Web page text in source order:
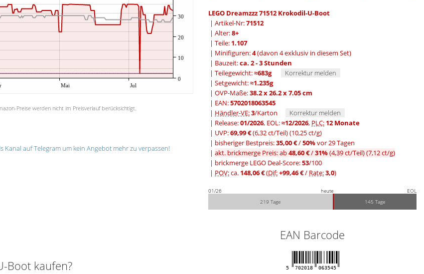
LEGO Dreamzzz 71512 Krokodil-U-Boot
| Artikel-Nr:71512
| Alter:8+
| Teile: 1.107
| Minifiguren:4(davon 4 exklusiv in diesem Set)
| Bauzeit:ca. 2 - 3 Stunden
| Teilegewicht:≈683g
Korrektur melden
| Setgewicht:≈1.235g
| OVP-Maße:38.2 x 26.2 x 7.05 cm
| EAN:5702018063545
| Händler-VE:3/Karton
Korrektur melden
| Release:01/2026, EOL:≈12/2026, PLC: 12 Monate
| UVP:69,99 €(6,32 ct/Teil)(10,25 ct/g)
| bisheriger Bestpreis:35,00 €/50%vor 29 Tagen
| akt. brickmerge Preis: ab48,60 €/31%(4,39 ct/Teil)(7,12 ct/g)
| brickmerge LEGO Deal-Score:53/100
| POV:ca. 148,06 €(Dif:+99,46 €/ Rate:3,0)
01/26 heute
EOL
219 Tage
145 Tage
Mai Jul
0
10
20
30
Preise werden nicht im Preisverlauf berücksichtigt.
Kanal auf Telegram um kein Angebot mehr zu verpassen!
Boot kaufen?
EAN Barcode
5 702018 063545